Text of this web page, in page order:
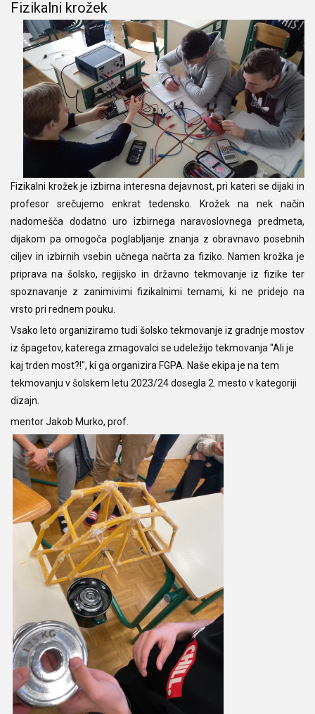
Fizikalni krožek
Fizikalni krožek je izbirna interesna dejavnost, pri kateri se dijaki in
profesor srečujemo enkrat tedensko. Krožek na nek način
nadomešča dodatno uro izbirnega naravoslovnega predmeta,
dijakom pa omogoča poglabljanje znanja z obravnavo posebnih
ciljev in izbirnih vsebin učnega načrta za fiziko. Namen krožka je
priprava na šolsko, regijsko in državno tekmovanje iz fizike ter
spoznavanje z zanimivimi fizikalnimi temami, ki ne pridejo na
vrsto pri rednem pouku.
Vsako leto organiziramo tudi šolsko tekmovanje iz gradnje mostov
iz špagetov, katerega zmagovalci se udeležijo tekmovanja "Ali je
kaj trden most?!", ki ga organizira FGPA. Naše ekipa je na tem
tekmovanju v šolskem letu 2023/24 dosegla 2. mesto v kategoriji
dizajn.
mentor Jakob Murko, prof.